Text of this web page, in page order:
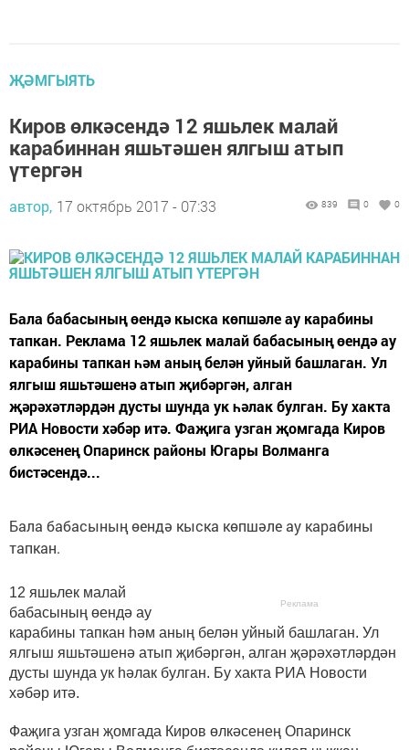
ҖӘМГЫЯТЬ
Киров өлкәсендә 12 яшьлек малай
карабиннан яшьтәшен ялгыш атып
үтергән
автор, 17 октябрь 2017 - 07:33 839 0 0
Бала бабасының өендә кыска көпшәле ау карабины
тапкан. Реклама 12 яшьлек малай бабасының өендә ау
карабины тапкан һәм аның белән уйный башлаган. Ул
ялгыш яшьтәшенә атып җибәргән, алган
җәрәхәтләрдән дусты шунда ук һәлак булган. Бу хакта
РИА Новости хәбәр итә. Фаҗига узган җомгада Киров
өлкәсенең Опаринск районы Югары Волманга
бистәсендә...
Бала бабасының өендә кыска көпшәле ау карабины
тапкан.
Реклама
12 яшьлек малай
бабасының өендә ау
карабины тапкан һәм аның белән уйный башлаган. Ул
ялгыш яшьтәшенә атып җибәргән, алган җәрәхәтләрдән
дусты шунда ук һәлак булган. Бу хакта РИА Новости
хәбәр итә.
Фаҗига узган җомгада Киров өлкәсенең Опаринск